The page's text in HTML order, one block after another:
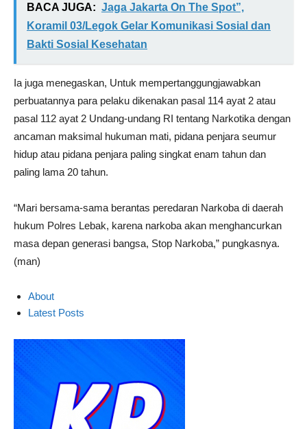
BACA JUGA: Jaga Jakarta On The Spot”,
Koramil 03/Legok Gelar Komunikasi Sosial dan
Bakti Sosial Kesehatan
Ia juga menegaskan, Untuk mempertanggungjawabkan
perbuatannya para pelaku dikenakan pasal 114 ayat 2 atau
pasal 112 ayat 2 Undang-undang RI tentang Narkotika dengan
ancaman maksimal hukuman mati, pidana penjara seumur
hidup atau pidana penjara paling singkat enam tahun dan
paling lama 20 tahun.
“Mari bersama-sama berantas peredaran Narkoba di daerah
hukum Polres Lebak, karena narkoba akan menghancurkan
masa depan generasi bangsa, Stop Narkoba,” pungkasnya.
(man)
About
Latest Posts